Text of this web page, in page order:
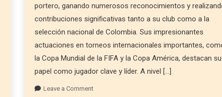
portero, ganando numerosos reconocimientos y
contribuciones significativas tanto a su club como a la
selección nacional de Colombia. Sus impresionantes
actuaciones en torneos internacionales importantes,
la Copa Mundial de la FIFA y la Copa América, destacan su
papel como jugador clave y líder. A nivel […]
Leave a Comment